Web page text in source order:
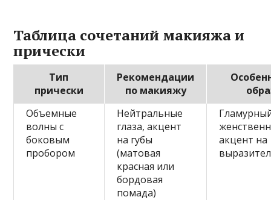
Таблица сочетаний макияжа и
прически
Тип
прически
Рекомендации
по макияжу
Объемные
волны с
боковым
пробором
Нейтральные
глаза, акцент
на губы
(матовая
красная или
бордовая
помада)
акцент на